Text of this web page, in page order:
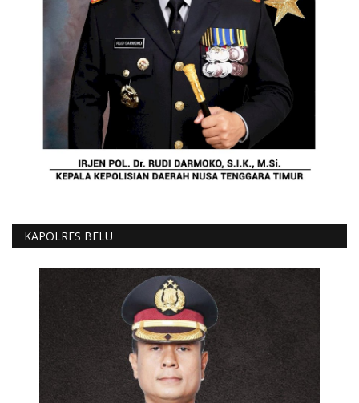
KAPOLRES BELU